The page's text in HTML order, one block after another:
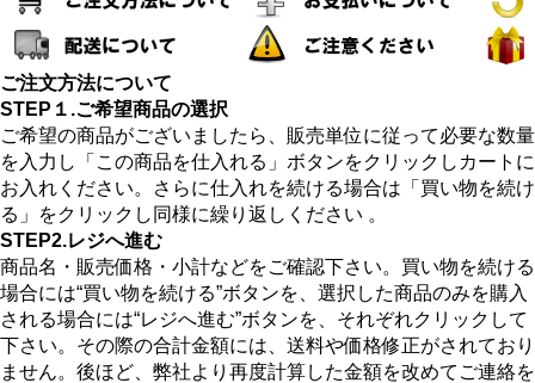
ご注文方法について
STEP１.ご希望商品の選択
ご希望の商品がございましたら、販売単位に従って必要な数量
を入力し「この商品を仕入れる」ボタンをクリックしカートに
お入れください。さらに仕入れを続ける場合は「買い物を続け
る」をクリックし同様に繰り返しください 。
STEP2.レジへ進む
商品名・販売価格・小計などをご確認下さい。買い物を続ける
場合には“買い物を続ける”ボタンを、選択した商品のみを購入
される場合には“レジへ進む”ボタンを、それぞれクリックして
下さい。その際の合計金額には、送料や価格修正がされており
ません。後ほど、弊社より再度計算した金額を改めてご連絡を